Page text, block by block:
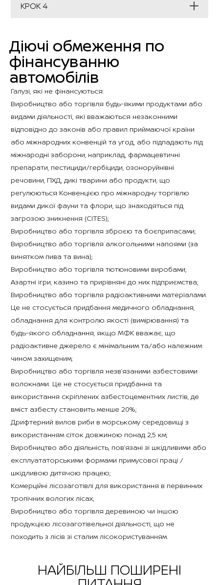
КРОК 4
Діючі обмеження по
фінансуванню
автомобілів
Галузі, які не фінансуються:
Виробництво або торгівля будь-якими продуктами або
видами діяльності, які вважаються незаконними
відповідно до законів або правил приймаючої країни
або міжнародних конвенцій та угод, або підпадають під
міжнародні заборони, наприклад, фармацевтичні
препарати, пестициди/гербіциди, озоноруйнівні
речовини, ПХД, дикі тварини або продукти, що
регулюються Конвенцією про міжнародну торгівлю
видами дикої фауни та флори, що знаходяться під
загрозою зникнення (CITES);
Виробництво або торгівля зброєю та боєприпасами;
Виробництво або торгівля алкогольними напоями (за
винятком пива та вина);
Виробництво або торгівля тютюновими виробами;
Азартні ігри, казино та прирівняні до них підприємства;
Виробництво або торгівля радіоактивними матеріалами.
Це не стосується придбання медичного обладнання,
обладнання для контролю якості (вимірювання) та
будь-якого обладнання, якщо МФК вважає, що
радіоактивне джерело є мінімальним та/або належним
чином захищеним;
Виробництво або торгівля незв’язаними азбестовими
волокнами. Це не стосується придбання та
використання скріплених азбестоцементних листів, де
вміст азбесту становить менше 20%;
Дрифтерний вилов риби в морському середовищі з
використанням сіток довжиною понад 2,5 км;
Виробництво або діяльність, пов’язані зі шкідливими або
експлуататорськими формами примусової праці /
шкідливою дитячою працею;
Комерційні лісозаготівлі для використання в первинних
тропічних вологих лісах;
Виробництво або торгівля деревиною чи іншою
продукцією лісозаготівельної діяльності, що не
походить з лісів зі сталим лісокористуванням.
НАЙБІЛЬШ ПОШИРЕНІ